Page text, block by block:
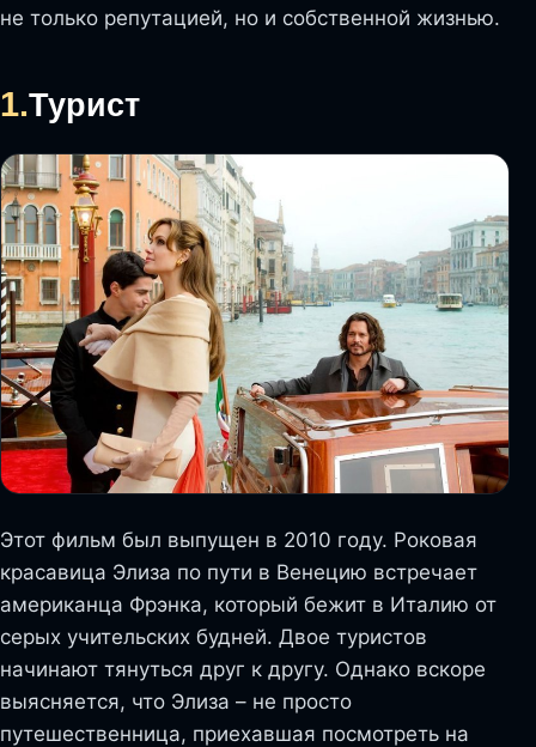
не только репутацией, но и собственной жизнью.
1.Турист
Этот фильм был выпущен в 2010 году. Роковая
красавица Элиза по пути в Венецию встречает
американца Фрэнка, который бежит в Италию от
серых учительских будней. Двое туристов
начинают тянуться друг к другу. Однако вскоре
выясняется, что Элиза – не просто
путешественница, приехавшая посмотреть на